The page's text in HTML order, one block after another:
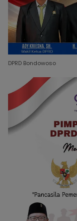
DPRD Bondowoso